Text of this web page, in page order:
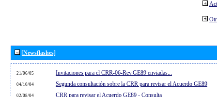
[Newsflashes]
21/06/05 Invitaciones para el CRR-06-Rev.GE89 enviadas...
04/10/04 Segunda consultación sobre la CRR para revisar el Acuerdo GE89
02/08/04 CRR para revisar el Acuerdo GE89 - Consulta